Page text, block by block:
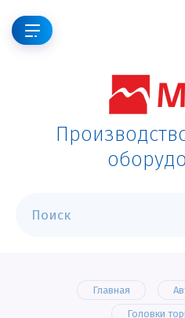
Главная
Головки